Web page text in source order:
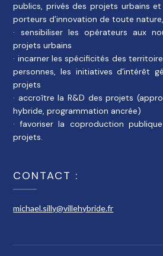
publics, privés des projets urbains
porteurs d’innovation de toute
· sensibiliser les opérateurs aux
projets urbains
· incarner les spécificités des
personnes, les initiatives d’intérêt
projets
· accroître la R&D des projets
hybride, programmation ancrée)
· favoriser la coproduction
projets.
CONTACT :
michael.silly@villehybride.fr